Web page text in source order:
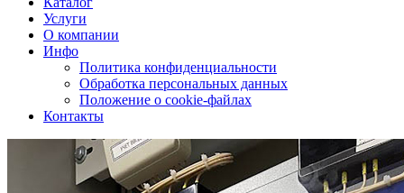
Услуги
О компании
Инфо
Политика конфиденциальности
Обработка персональных данных
Положение о cookie-файлах
Контакты